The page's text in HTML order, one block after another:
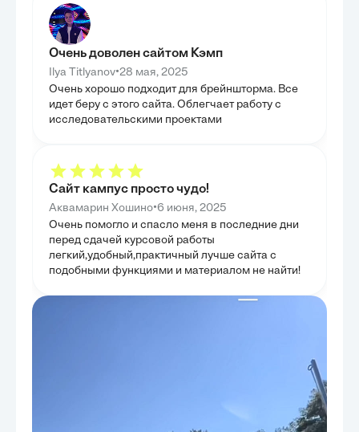
уважения автономии личности в здравоохранении.
Особое внимание уделено анализу права ребенка на
информированное согласие, с учетом возрастных
критериев, определяющих пределы его
самостоятельности в принятии медицинских
решений. Были подробно рассмотрены особенности
получения информированного согласия от
родителей или законных представителей
несовершеннолетних, включая ситуации, когда их
мнения могут расходиться с мнением ребенка или
медицинских работников. Цель главы заключалась
развития ребенка и его право на участие в
решениях о собственном здоровье.
Очень доволен сайтом Кэмп
Ilya Titlyanov•28 мая, 2025
Очень хорошо подходит для брейншторма. Все
идет беру с этого сайта. Облегчает работу с
исследовательскими проектами
Сайт кампус просто чудо!
Аквамарин Хошино•6 июня, 2025
Очень помогло и спасло меня в последние дни
перед сдачей курсовой работы
легкий,удобный,практичный лучше сайта с
подобными функциями и материалом не найти!